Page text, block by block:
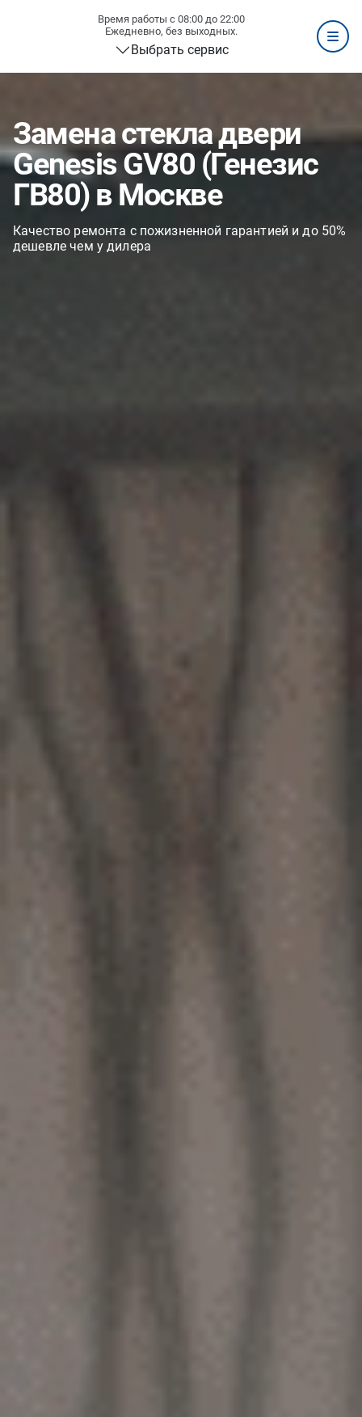
Время работы с 08:00 до 22:00
Ежедневно, без выходных.
Выбрать сервис
Замена стекла двери
Genesis GV80 (Генезис
ГВ80) в Москве
Качество ремонта с пожизненной гарантией и до 50%
дешевле чем у дилера